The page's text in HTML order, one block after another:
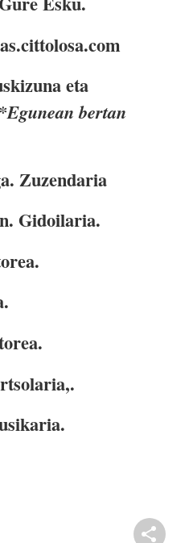
eta
*Egunean bertan
Zuzendaria
Gidoilaria.